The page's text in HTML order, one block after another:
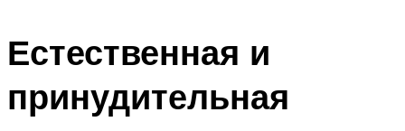
Естественная и
принудительная